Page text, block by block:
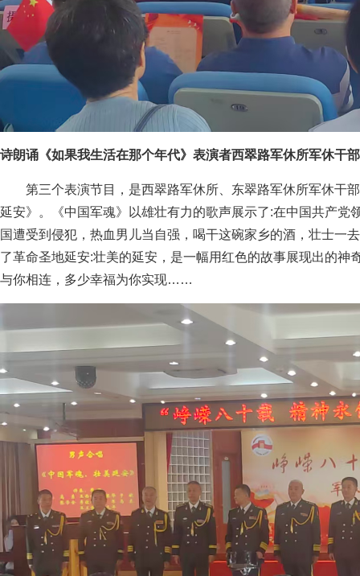
诗朗诵《如果我生活在那个年代》表演者西翠路军休所军休干部
第三个表演节目，是西翠路军休所、东翠路军休所军休
延安》。《中国军魂》以雄壮有力的歌声展示了:在中国共产党
国遭受到侵犯，热血男儿当自强，喝干这碗家乡的酒，壮士
了革命圣地延安:壮美的延安，是一幅用红色的故事展现出的
与你相连，多少幸福为你实现……